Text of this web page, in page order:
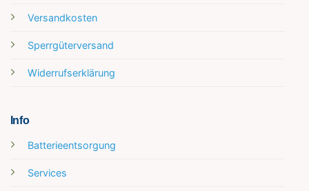
Versandkosten
Sperrgüterversand
Widerrufserklärung
Info
Batterieentsorgung
Services